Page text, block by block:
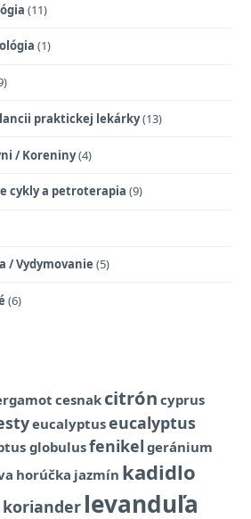
(11)
(1)
praktickej lekárky(13)
/ Koreniny(4)
cykly a petroterapia (9)
/ Vydymovanie (5)
(6)
cesnak citrón cyprus
eucalyptuseucalyptus
globulusfenikel geránium
horúčka jazmín kadidlo
koriander levanduľa